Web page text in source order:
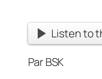
Listen to
Par BSK